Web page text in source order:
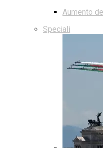
Aumento
Speciali